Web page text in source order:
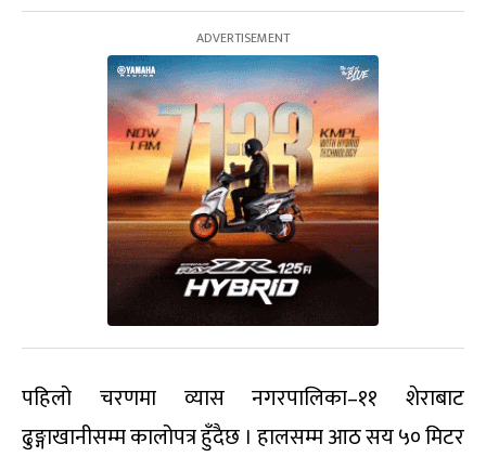
पहिलो चरणमा व्यास नगरपालिका–११ शेराबाट
ढुङ्गाखानीसम्म कालोपत्र हुँदैछ । हालसम्म आठ सय ५० मिटर